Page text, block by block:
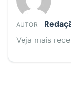
AUTOR
Veja mais